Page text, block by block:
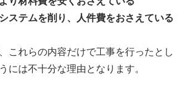
ステムを削り、人件費をおさえている
これらの内容だけで工事を行ったとし
には不十分な理由となります。